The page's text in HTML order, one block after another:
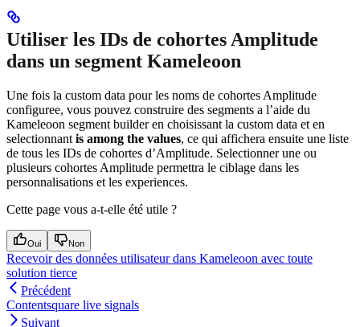
Utiliser les IDs de cohortes Amplitude
dans un segment Kameleoon
Une fois la custom data pour les noms de cohortes Amplitude
configuree, vous pouvez construire des segments a l’aide du
Kameleoon segment builder en choisissant la custom data et en
selectionnant is among the values, ce qui affichera ensuite une liste
de tous les IDs de cohortes d’Amplitude. Selectionner une ou
plusieurs cohortes Amplitude permettra le ciblage dans les
personnalisations et les experiences.
Cette page vous a-t-elle été utile ?
Oui Non
Recevoir des données utilisateur dans Kameleoon avec toute
solution tierce
Précédent
Contentsquare live signals
Suivant